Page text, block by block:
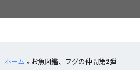
ホーム » お魚図鑑、フグの仲間第2弾